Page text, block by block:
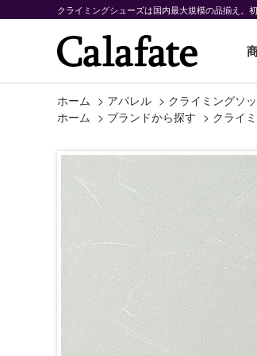
クライミングシューズは国内最大規模の品揃え。
ホーム > アパレル > クライミングソ
ホーム > ブランドから探す > クライ